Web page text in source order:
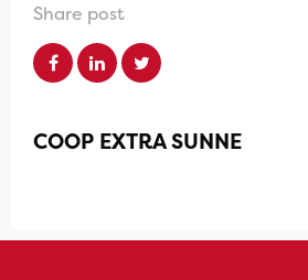
Share post
COOP EXTRA SUNNE